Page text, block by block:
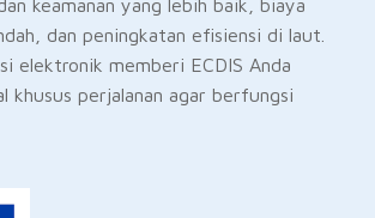
keamanan yang lebih baik, biaya
dan peningkatan efisiensi di laut.
elektronik memberi ECDIS Anda
khusus perjalanan agar berfungsi